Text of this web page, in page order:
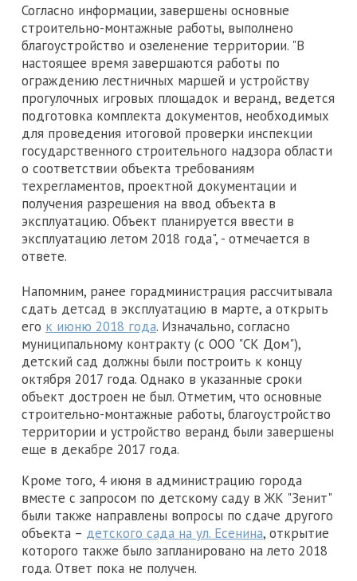
Согласно информации, завершены основные
строительно-монтажные работы, выполнено
благоустройство и озеленение территории. "В
настоящее время завершаются работы по
ограждению лестничных маршей и устройству
прогулочных игровых площадок и веранд, ведется
подготовка комплекта документов, необходимых
для проведения итоговой проверки инспекции
государственного строительного надзора области
о соответствии объекта требованиям
техрегламентов, проектной документации и
получения разрешения на ввод объекта в
эксплуатацию. Объект планируется ввести в
эксплуатацию летом 2018 года", - отмечается в
ответе.
Напомним, ранее горадминистрация рассчитывала
сдать детсад в эксплуатацию в марте, а открыть
его к июню 2018 года. Изначально, согласно
муниципальному контракту (с ООО "СК Дом"),
детский сад должны были построить к концу
октября 2017 года. Однако в указанные сроки
объект достроен не был. Отметим, что основные
строительно-монтажные работы, благоустройство
территории и устройство веранд были завершены
еще в декабре 2017 года.
Кроме того, 4 июня в администрацию города
вместе с запросом по детскому саду в ЖК "Зенит"
были также направлены вопросы по сдаче другого
объекта – детского сада на ул. Есенина, открытие
которого также было запланировано на лето 2018
года. Ответ пока не получен.